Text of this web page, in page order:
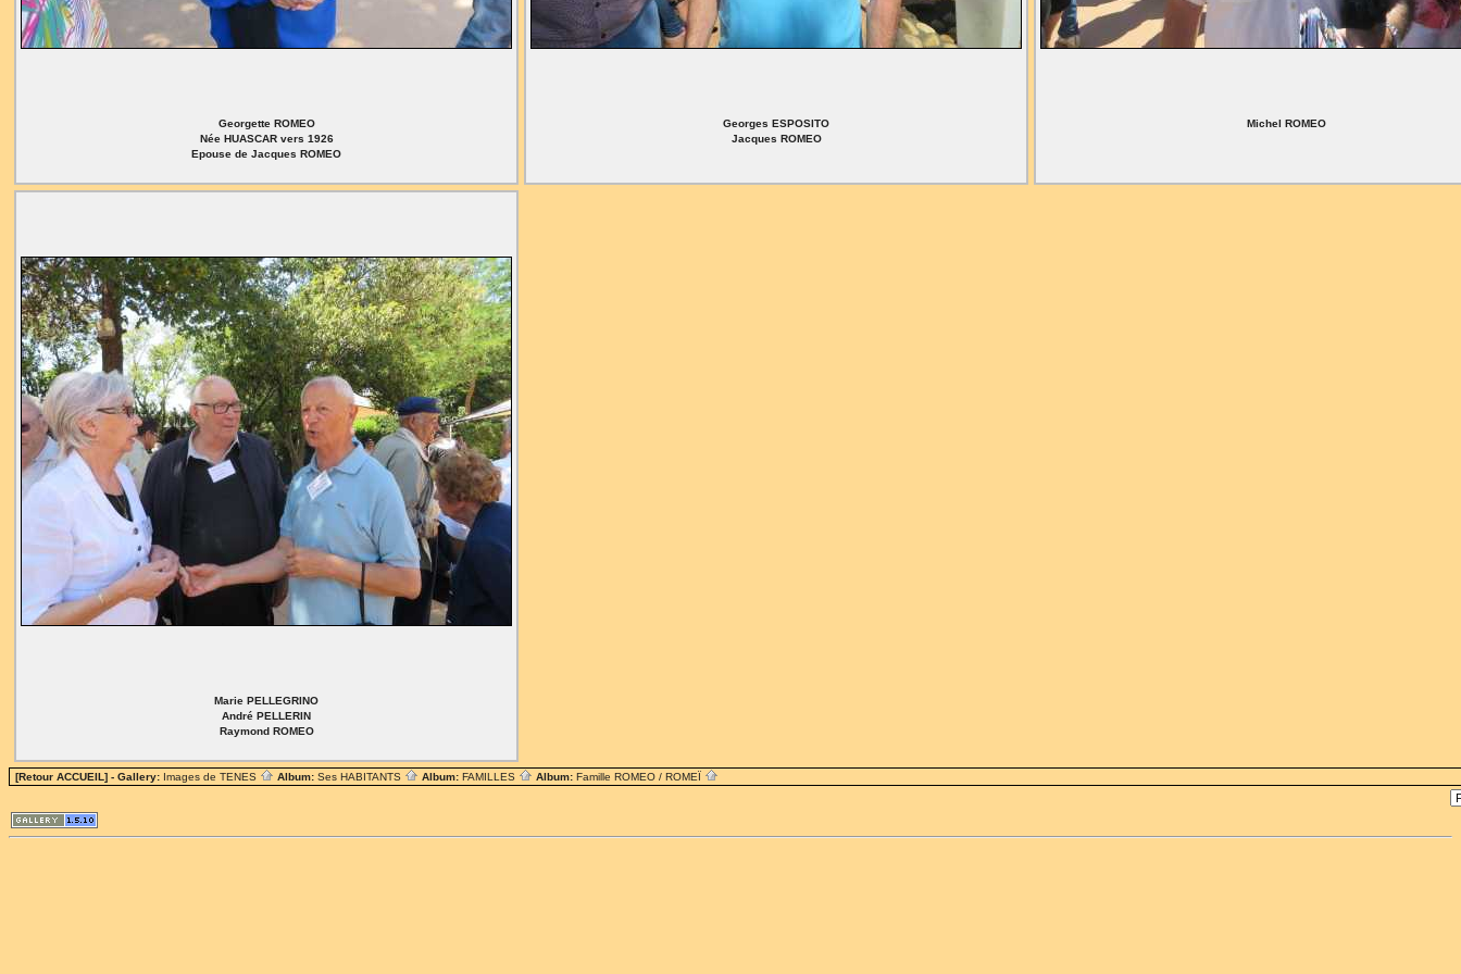
Georgette ROMEO
Née HUASCAR vers 1926
Epouse de Jacques ROMEO
Georges ESPOSITO
Jacques ROMEO
Michel ROMEO
Marie PELLEGRINO
André PELLERIN
Raymond ROMEO
[Retour ACCUEIL] - Gallery: Images de TENES Album: Ses HABITANTS Album: FAMILLES Album: Famille ROMEO / ROMEÏ